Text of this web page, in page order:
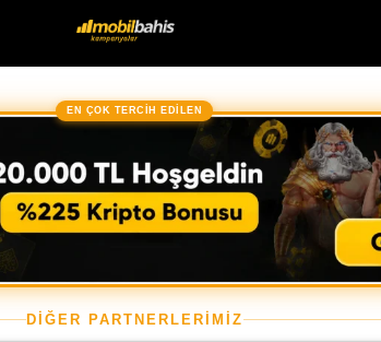
EN ÇOK TERCİH EDİLEN
DİĞER PARTNERLERİMİZ